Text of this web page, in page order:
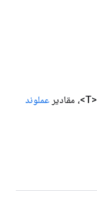
<T>، مقادیر
عملوند